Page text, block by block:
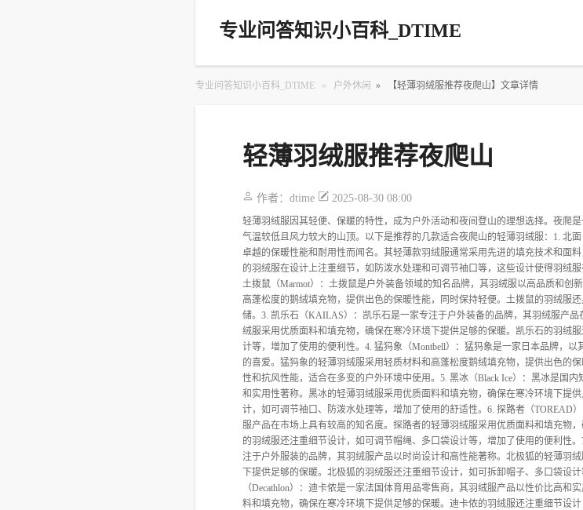
专业问答知识小百科_DTIME
专业问答知识小百科_DTIME» 户外休闲 » 【轻薄羽绒服推荐夜爬山】文章详情
轻薄羽绒服推荐夜爬山
作者： dtime 2025-08-30 08:00
轻薄羽绒服因其轻便、保暖的特性，成为户外活动和夜间登山的理想选择。夜爬
气温较低且风力较大的山顶。以下是推荐的几款适合夜爬山的轻薄羽绒服：1. 北面
卓越的保暖性能和耐用性而闻名。其轻薄款羽绒服通常采用先进的填充技术和面
的羽绒服在设计上注重细节，如防泼水处理和可调节袖口等，这些设计使得羽绒
土拨鼠（Marmot）：土拨鼠是户外装备领域的知名品牌，其羽绒服以高品质和创
高蓬松度的鹅绒填充物，提供出色的保暖性能，同时保持轻便。土拨鼠的羽绒服
储。3. 凯乐石（KAILAS）：凯乐石是一家专注于户外装备的品牌，其羽绒服产
绒服采用优质面料和填充物，确保在寒冷环境下提供足够的保暖。凯乐石的羽绒
计等，增加了使用的便利性。4. 猛犸象（Montbell）：猛犸象是一家日本品牌，
的喜爱。猛犸象的轻薄羽绒服采用轻质材料和高蓬松度鹅绒填充物，提供出色的
性和抗风性能，适合在多变的户外环境中使用。5. 黑冰（Black Ice）：黑冰是国
和实用性著称。黑冰的轻薄羽绒服采用优质面料和填充物，确保在寒冷环境下提
计，如可调节袖口、防泼水处理等，增加了使用的舒适性。6. 探路者（TOREAD
服产品在市场上具有较高的知名度。探路者的轻薄羽绒服采用优质面料和填充物
的羽绒服还注重细节设计，如可调节帽绳、多口袋设计等，增加了使用的便利性
注于户外服装的品牌，其羽绒服产品以时尚设计和高性能著称。北极狐的轻薄羽
下提供足够的保暖。北极狐的羽绒服还注重细节设计，如可拆卸帽子、多口袋设
（Decathlon）：迪卡侬是一家法国体育用品零售商，其羽绒服产品以性价比高和
料和填充物，确保在寒冷环境下提供足够的保暖。迪卡侬的羽绒服还注重细节设